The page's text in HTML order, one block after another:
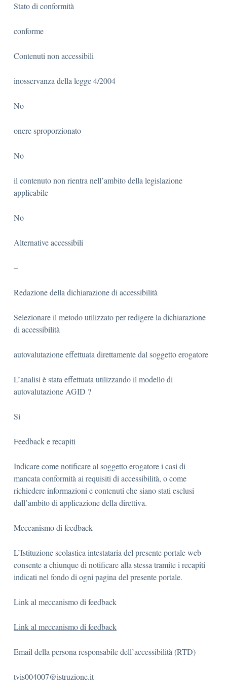
Stato di conformità
conforme
Contenuti non accessibili
inosservanza della legge 4/2004
No
onere sproporzionato
No
il contenuto non rientra nell’ambito della legislazione
applicabile
No
Alternative accessibili
–
Redazione della dichiarazione di accessibilità
Selezionare il metodo utilizzato per redigere la dichiarazione
di accessibilità
autovalutazione effettuata direttamente dal soggetto erogatore
L’analisi è stata effettuata utilizzando il modello di
autovalutazione AGID ?
Si
Feedback e recapiti
Indicare come notificare al soggetto erogatore i casi di
mancata conformità ai requisiti di accessibilità, o come
richiedere informazioni e contenuti che siano stati esclusi
dall’ambito di applicazione della direttiva.
Meccanismo di feedback
L’Istituzione scolastica intestataria del presente portale web
consente a chiunque di notificare alla stessa tramite i recapiti
indicati nel fondo di ogni pagina del presente portale.
Link al meccanismo di feedback
Link al meccanismo di feedback
Email della persona responsabile dell’accessibilità (RTD)
tvis004007@istruzione.it